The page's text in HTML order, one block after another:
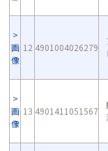
画
像
12 4901004026279
画
像
13 4901411051567